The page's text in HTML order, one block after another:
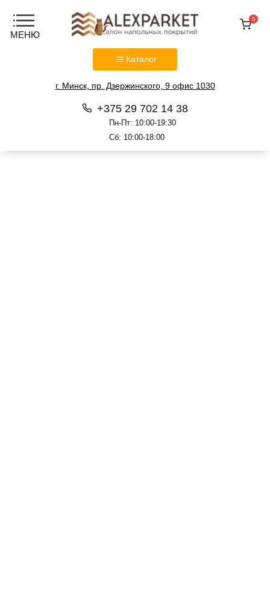
Каталог
г. Минск, пр. Дзержинского, 9 офис 1030
+375 29 702 14 38
Пн-Пт: 10:00-19:30
Сб: 10:00-18:00
0